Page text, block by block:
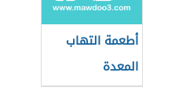
أطعمة التهاب
المعدة